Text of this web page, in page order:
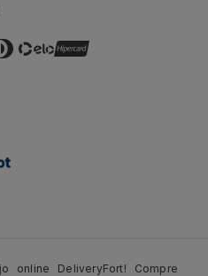
online DeliveryFort! Compre